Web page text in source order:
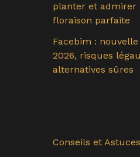
planter et admirer
floraison parfaite
Facebim : nouvelle
2026, risques
alternatives sûres
Conseils et Astuces